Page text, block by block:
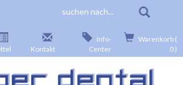
Kontakt
Info-
Center
Warenkorb (
0 )